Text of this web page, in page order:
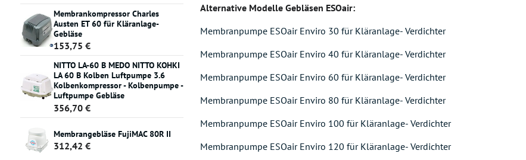
Alternative Modelle Gebläsen ESOair:
Membranpumpe ESOair Enviro 30 für Kläranlage- Verdichter
Membranpumpe ESOair Enviro 40 für Kläranlage- Verdichter
Membranpumpe ESOair Enviro 60 für Kläranlage- Verdichter
Membranpumpe ESOair Enviro 80 für Kläranlage- Verdichter
Membranpumpe ESOair Enviro 100 für Kläranlage- Verdichter
Membranpumpe ESOair Enviro 120 für Kläranlage- Verdichter
Membrankompressor Charles
Austen ET 60 für Kläranlage-
Gebläse
153,75 €
NITTO LA-60 B MEDO NITTO KOHKI
LA 60 B Kolben Luftpumpe 3.6
Kolbenkompressor - Kolbenpumpe -
Luftpumpe Gebläse
356,70 €
Membrangebläse FujiMAC 80R II
312,42 €